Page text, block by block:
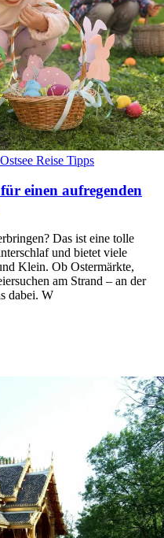
Reise Tipps
einen aufregenden
Das ist eine tolle
und bietet viele
Klein. Ob Ostermärkte,
am Strand – an der
dabei. W